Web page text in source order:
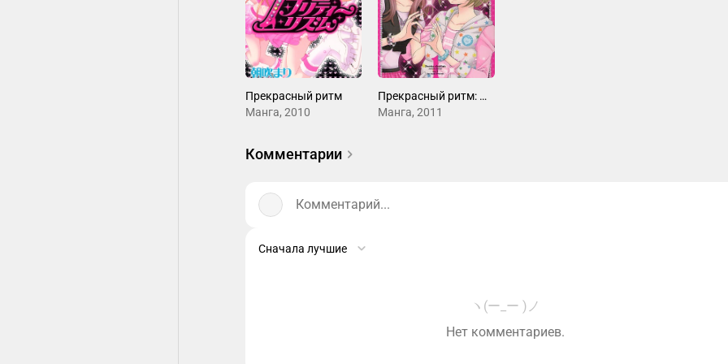
Прекрасный ритм
Манга, 2010
Прекрасный ритм: Мечта Авроры
Манга, 2011
Комментарии
Комментарий...
Сначала лучшие
ヽ(ー_ー )ノ
Нет комментариев.